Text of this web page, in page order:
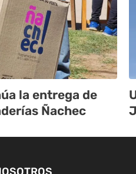
la entrega de
Ñachec